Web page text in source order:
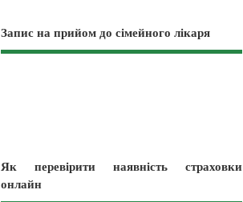
Запис на прийом до сімейного лікаря
Як перевірити наявність страховки
онлайн